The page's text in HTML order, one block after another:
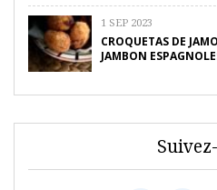
1 SEP 2023
CROQUETAS DE
JAMBON